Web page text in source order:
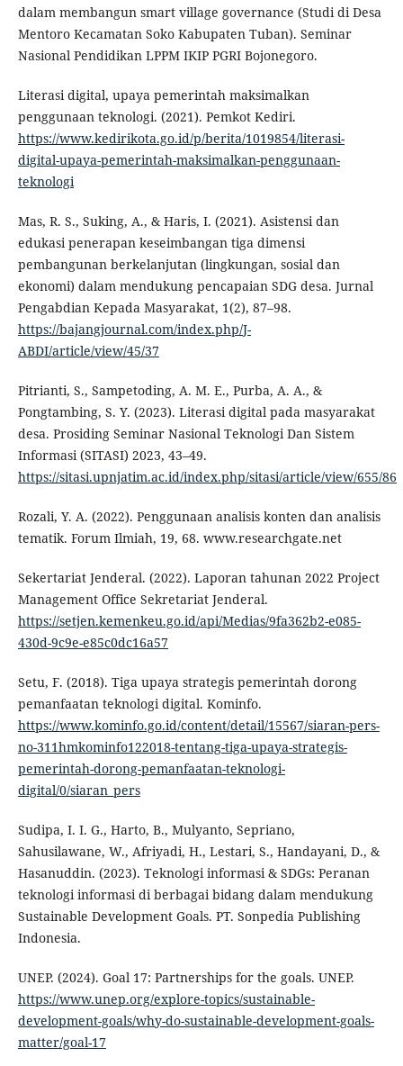
dalam membangun smart village governance (Studi di Desa
Mentoro Kecamatan Soko Kabupaten Tuban). Seminar
Nasional Pendidikan LPPM IKIP PGRI Bojonegoro.
Literasi digital, upaya pemerintah maksimalkan
penggunaan teknologi. (2021). Pemkot Kediri.
https://www.kedirikota.go.id/p/berita/1019854/literasi-
digital-upaya-pemerintah-maksimalkan-penggunaan-
teknologi
Mas, R. S., Suking, A., & Haris, I. (2021). Asistensi dan
edukasi penerapan keseimbangan tiga dimensi
pembangunan berkelanjutan (lingkungan, sosial dan
ekonomi) dalam mendukung pencapaian SDG desa. Jurnal
Pengabdian Kepada Masyarakat, 1(2), 87–98.
https://bajangjournal.com/index.php/J-
ABDI/article/view/45/37
Pitrianti, S., Sampetoding, A. M. E., Purba, A. A., &
Pongtambing, S. Y. (2023). Literasi digital pada masyarakat
desa. Prosiding Seminar Nasional Teknologi Dan Sistem
Informasi (SITASI) 2023, 43–49.
https://sitasi.upnjatim.ac.id/index.php/sitasi/article/view/655/86
Rozali, Y. A. (2022). Penggunaan analisis konten dan analisis
tematik. Forum Ilmiah, 19, 68. www.researchgate.net
Sekertariat Jenderal. (2022). Laporan tahunan 2022 Project
Management Office Sekretariat Jenderal.
https://setjen.kemenkeu.go.id/api/Medias/9fa362b2-e085-
430d-9c9e-e85c0dc16a57
Setu, F. (2018). Tiga upaya strategis pemerintah dorong
pemanfaatan teknologi digital. Kominfo.
https://www.kominfo.go.id/content/detail/15567/siaran-pers-
no-311hmkominfo122018-tentang-tiga-upaya-strategis-
pemerintah-dorong-pemanfaatan-teknologi-
digital/0/siaran_pers
Sudipa, I. I. G., Harto, B., Mulyanto, Sepriano,
Sahusilawane, W., Afriyadi, H., Lestari, S., Handayani, D., &
Hasanuddin. (2023). Teknologi informasi & SDGs: Peranan
teknologi informasi di berbagai bidang dalam mendukung
Sustainable Development Goals. PT. Sonpedia Publishing
Indonesia.
UNEP. (2024). Goal 17: Partnerships for the goals. UNEP.
https://www.unep.org/explore-topics/sustainable-
development-goals/why-do-sustainable-development-goals-
matter/goal-17